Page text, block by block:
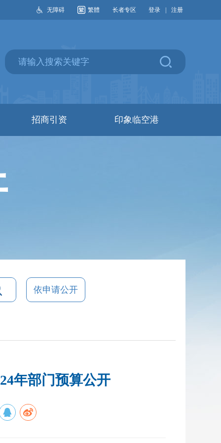
无障碍 繁體 长者专区 登录 注册
招商引资 印象临空港
依申请公开
年部门预算公开